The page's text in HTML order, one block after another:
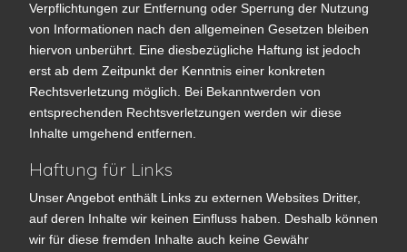
Verpflichtungen zur Entfernung oder Sperrung der Nutzung
von Informationen nach den allgemeinen Gesetzen bleiben
hiervon unberührt. Eine diesbezügliche Haftung ist jedoch
erst ab dem Zeitpunkt der Kenntnis einer konkreten
Rechtsverletzung möglich. Bei Bekanntwerden von
entsprechenden Rechtsverletzungen werden wir diese
Inhalte umgehend entfernen.
Haftung für Links
Unser Angebot enthält Links zu externen Websites Dritter,
auf deren Inhalte wir keinen Einfluss haben. Deshalb können
wir für diese fremden Inhalte auch keine Gewähr